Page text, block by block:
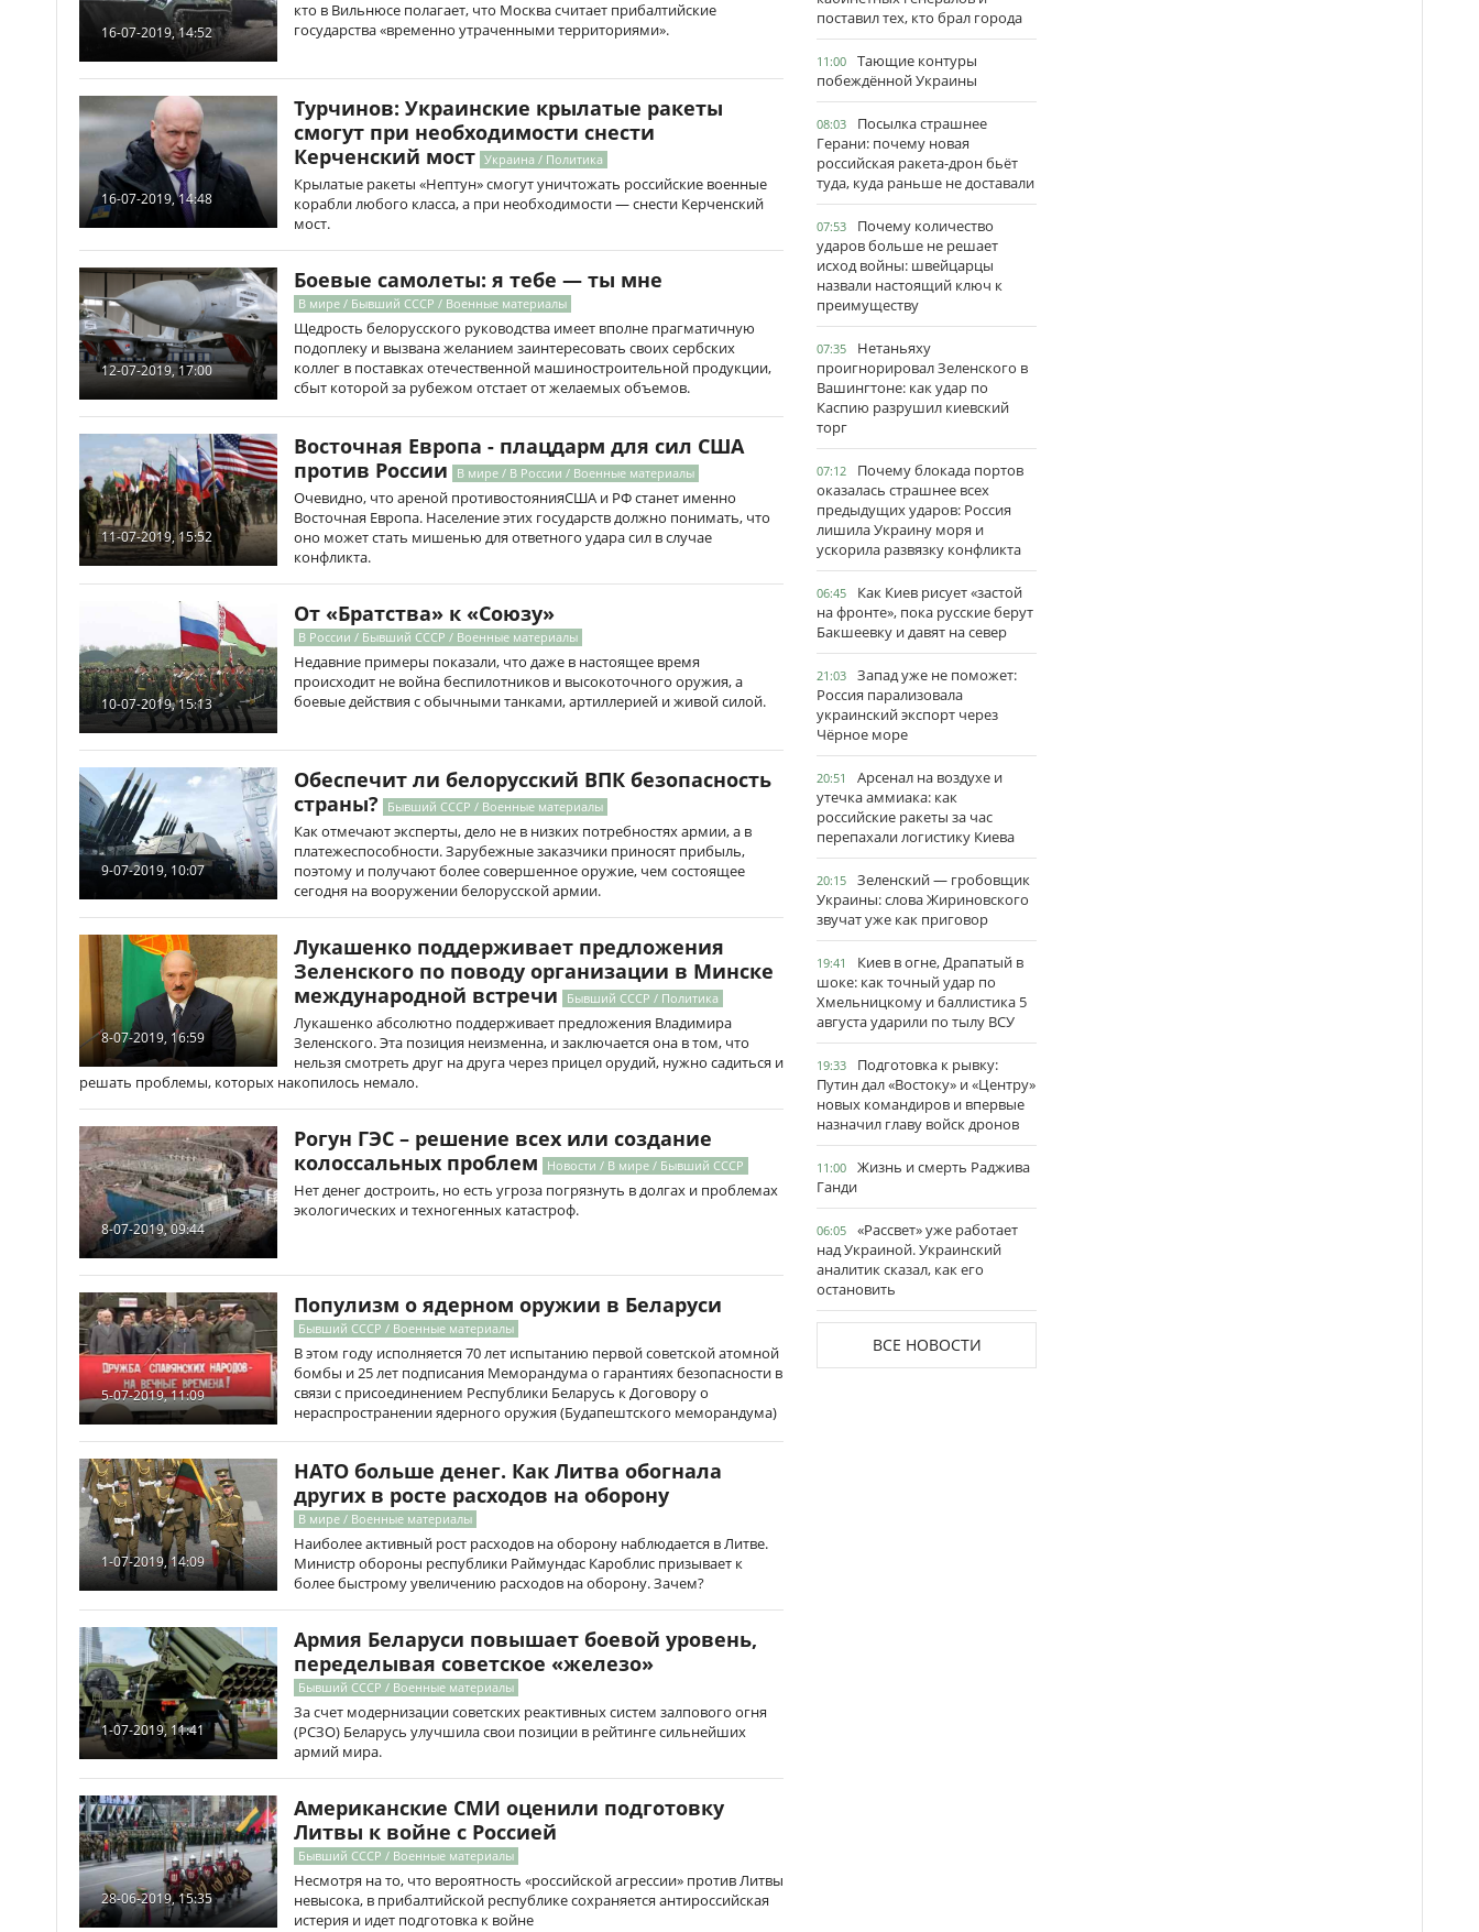
16-07-2019, 14:52
кто в Вильнюсе полагает, что Москва считает прибалтийские
государства «временно утраченными территориями».
16-07-2019, 14:48
Турчинов: Украинские крылатые ракеты
смогут при необходимости снести
Керченский мост Украина / Политика
Крылатые ракеты «Нептун» смогут уничтожать российские военные
корабли любого класса, а при необходимости — снести Керченский
мост.
12-07-2019, 17:00
Боевые самолеты: я тебе — ты мне
В мире / Бывший СССР / Военные материалы
Щедрость белорусского руководства имеет вполне прагматичную
подоплеку и вызвана желанием заинтересовать своих сербских
коллег в поставках отечественной машиностроительной продукции,
сбыт которой за рубежом отстает от желаемых объемов.
11-07-2019, 15:52
Восточная Европа - плацдарм для сил США
против России
В мире / В России / Военные материалы
Очевидно, что ареной противостоянияСША и РФ станет именно
Восточная Европа. Население этих государств должно понимать, что
оно может стать мишенью для ответного удара сил в случае
конфликта.
10-07-2019, 15:13
От «Братства» к «Союзу»
В России / Бывший СССР / Военные материалы
Недавние примеры показали, что даже в настоящее время
происходит не война беспилотников и высокоточного оружия, а
боевые действия с обычными танками, артиллерией и живой силой.
9-07-2019, 10:07
Обеспечит ли белорусский ВПК безопасность
страны?
Бывший СССР / Военные материалы
Как отмечают эксперты, дело не в низких потребностях армии, а в
платежеспособности. Зарубежные заказчики приносят прибыль,
поэтому и получают более совершенное оружие, чем состоящее
сегодня на вооружении белорусской армии.
8-07-2019, 16:59
Лукашенко поддерживает предложения
Зеленского по поводу организации в Минске
международной встречи
Бывший СССР / Политика
Лукашенко абсолютно поддерживает предложения Владимира
Зеленского. Эта позиция неизменна, и заключается она в том, что
нельзя смотреть друг на друга через прицел орудий, нужно садиться и
решать проблемы, которых накопилось немало.
8-07-2019, 09:44
Рогун ГЭС – решение всех или создание
колоссальных проблем
Новости / В мире / Бывший СССР
Нет денег достроить, но есть угроза погрязнуть в долгах и проблемах
экологических и техногенных катастроф.
5-07-2019, 11:09
Популизм о ядерном оружии в Беларуси
Бывший СССР / Военные материалы
В этом году исполняется 70 лет испытанию первой советской атомной
бомбы и 25 лет подписания Меморандума о гарантиях безопасности в
связи с присоединением Республики Беларусь к Договору о
нераспространении ядерного оружия (Будапештского меморандума)
1-07-2019, 14:09
НАТО больше денег. Как Литва обогнала
других в росте расходов на оборону
В мире / Военные материалы
Наиболее активный рост расходов на оборону наблюдается в Литве.
Министр обороны республики Раймундас Кароблис призывает к
более быстрому увеличению расходов на оборону. Зачем?
1-07-2019, 11:41
Армия Беларуси повышает боевой уровень,
переделывая советское «железо»
Бывший СССР / Военные материалы
За счет модернизации советских реактивных систем залпового огня
(РСЗО) Беларусь улучшила свои позиции в рейтинге сильнейших
армий мира.
28-06-2019, 15:35
Американские СМИ оценили подготовку
Литвы к войне с Россией
Бывший СССР / Военные материалы
Несмотря на то, что вероятность «российской агрессии» против Литвы
невысока, в прибалтийской республике сохраняется антироссийская
истерия и идет подготовка к войне
поставил тех, кто брал города
11:00
Тающие контуры
побеждённой Украины
08:03
Посылка страшнее
Герани: почему новая
российская ракета-дрон бьёт
туда, куда раньше не доставали
07:53
Почему количество
ударов больше не решает
исход войны: швейцарцы
назвали настоящий ключ к
преимуществу
07:35
Нетаньяху
проигнорировал Зеленского в
Вашингтоне: как удар по
Каспию разрушил киевский
торг
07:12
Почему блокада портов
оказалась страшнее всех
предыдущих ударов: Россия
лишила Украину моря и
ускорила развязку конфликта
06:45
Как Киев рисует «застой
на фронте», пока русские берут
Бакшеевку и давят на север
21:03
Запад уже не поможет:
Россия парализовала
украинский экспорт через
Чёрное море
20:51
Арсенал на воздухе и
утечка аммиака: как
российские ракеты за час
перепахали логистику Киева
20:15
Зеленский — гробовщик
Украины: слова Жириновского
звучат уже как приговор
19:41
Киев в огне, Драпатый в
шоке: как точный удар по
Хмельницкому и баллистика 5
августа ударили по тылу ВСУ
19:33
Подготовка к рывку:
Путин дал «Востоку» и «Центру»
новых командиров и впервые
назначил главу войск дронов
11:00
Жизнь и смерть Раджива
Ганди
06:05
«Рассвет» уже работает
над Украиной. Украинский
аналитик сказал, как его
остановить
ВСЕ НОВОСТИ